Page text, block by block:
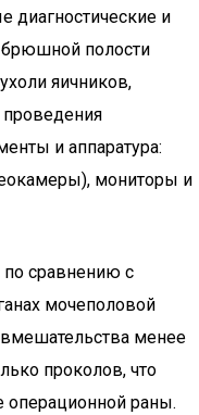
диагностические и
брюшной полости
яичников,
и аппаратура:
мониторы и
по cравнению с
мочеполовой
менее
проколов, что
операционной раны.